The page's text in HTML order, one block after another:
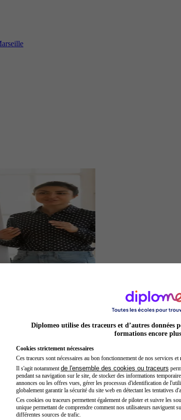
Chef de projet
Diplomeo utilise des traceurs et d’autres données
formations encore
Cookies strictement nécessaires
Ces traceurs sont nécessaires au bon fonctionnement de nos services et
Il s'agit notamment de l'ensemble des cookies ou traceurs
pendant sa navigation sur le site, de stocker des informations
annonces ou les offres vues, gérer les processus d'identification de
globalement garantir la sécurité du site web en détectant les tentatives
Ces cookies ou traceurs permettent également de piloter et suivre les
unique permettant de comprendre comment nos utilisateurs naviguent
différentes sources de trafic.